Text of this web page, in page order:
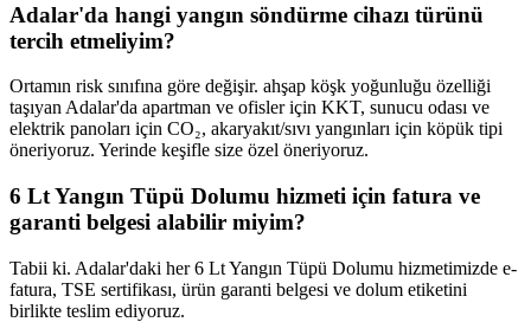
Adalar'da hangi yangın söndürme cihazı türünü
tercih etmeliyim?
Ortamın risk sınıfına göre değişir. ahşap köşk yoğunluğu özelliği
taşıyan Adalar'da apartman ve ofisler için KKT, sunucu odası ve
elektrik panoları için CO₂, akaryakıt/sıvı yangınları için köpük tipi
öneriyoruz. Yerinde keşifle size özel öneriyoruz.
6 Lt Yangın Tüpü Dolumu hizmeti için fatura ve
garanti belgesi alabilir miyim?
Tabii ki. Adalar'daki her 6 Lt Yangın Tüpü Dolumu hizmetimizde e-
fatura, TSE sertifikası, ürün garanti belgesi ve dolum etiketini
birlikte teslim ediyoruz.